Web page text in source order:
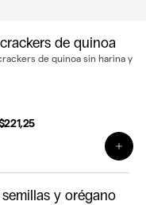
de quinoa
de quinoa sin harina y
y orégano